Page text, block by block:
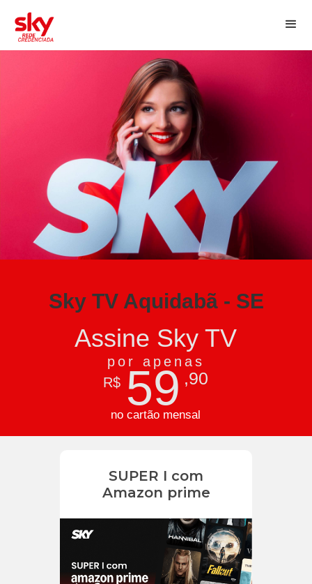
Sky TV Aquidabã - SE
Assine Sky TV
por apenas
R$ 59 ,90
no cartão mensal
SUPER I com
Amazon prime